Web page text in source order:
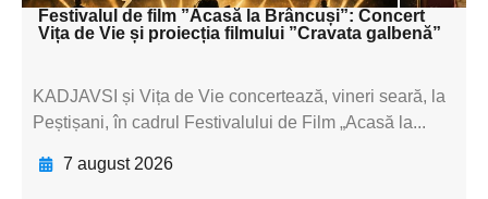
Festivalul de film ”Acasă la Brâncuși”: Concert
Vița de Vie și proiecția filmului ”Cravata galbenă”
KADJAVSI și Vița de Vie concertează, vineri seară, la
Peștișani, în cadrul Festivalului de Film „Acasă la...
7 august 2026